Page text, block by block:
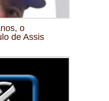
o
de Assis